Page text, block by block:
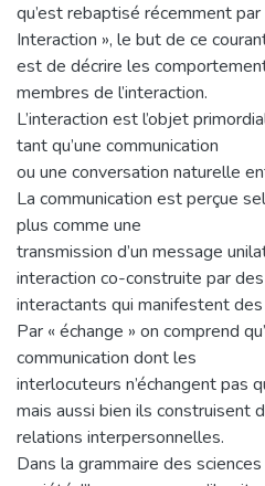
qu’est rebaptisé récemment
Interaction », le but de ce
est de décrire les
membres de l’interaction.
L’interaction est l’objet
tant qu’une communication
ou une conversation naturelle
La communication est perçue
plus comme une
transmission d’un message
interaction co-construite par des
interactants qui manifestent
Par « échange » on comprend
communication dont les
interlocuteurs n’échangent pas
mais aussi bien ils construisent
relations interpersonnelles.
Dans la grammaire des